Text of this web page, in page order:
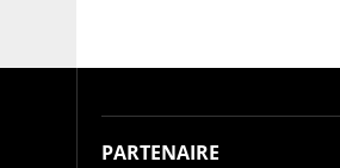
PARTENAIRE